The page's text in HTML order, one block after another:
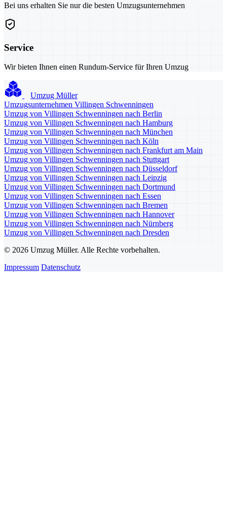
Bei uns erhalten Sie nur die besten Umzugsunternehmen
Service
Wir bieten Ihnen einen Rundum-Service für Ihren Umzug
Umzug Müller
Umzugsunternehmen Villingen Schwenningen
Umzug von Villingen Schwenningen nach Berlin
Umzug von Villingen Schwenningen nach Hamburg
Umzug von Villingen Schwenningen nach München
Umzug von Villingen Schwenningen nach Köln
Umzug von Villingen Schwenningen nach Frankfurt am Main
Umzug von Villingen Schwenningen nach Stuttgart
Umzug von Villingen Schwenningen nach Düsseldorf
Umzug von Villingen Schwenningen nach Leipzig
Umzug von Villingen Schwenningen nach Dortmund
Umzug von Villingen Schwenningen nach Essen
Umzug von Villingen Schwenningen nach Bremen
Umzug von Villingen Schwenningen nach Hannover
Umzug von Villingen Schwenningen nach Nürnberg
Umzug von Villingen Schwenningen nach Dresden
© 2026 Umzug Müller. Alle Rechte vorbehalten.
Impressum Datenschutz